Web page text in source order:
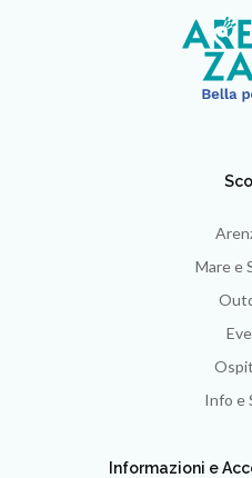
Mare e
Info e
Informazioni e